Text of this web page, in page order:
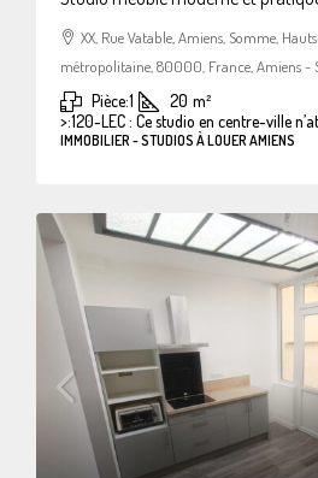
XX, Rue Vatable, Amiens, Somme,
métropolitaine, 80000, France, Amiens -
Pièce:1 20 m²
>:120-LEC : Ce studio en centre-ville
IMMOBILIER - STUDIOS À LOUER AMIENS